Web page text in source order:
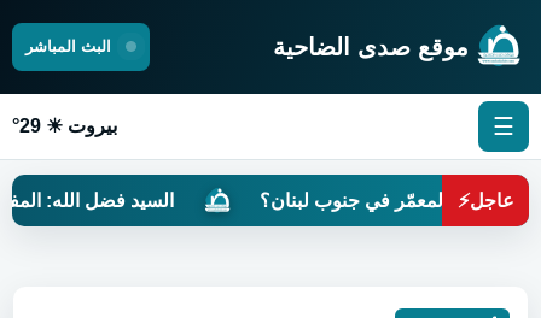
موقع صدى الضاحية البث المباشر
☰ بيروت ☀ 29°
عاجل⚡
المعمّر في جنوب لبنان؟ السيد فضل الله: المفاوضات